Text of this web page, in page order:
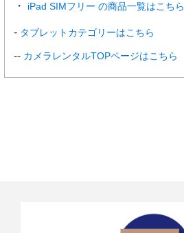
iPad SIMフリー の商品一覧はこちら
タブレットカテゴリーはこちら
カメラレンタルTOPページはこちら